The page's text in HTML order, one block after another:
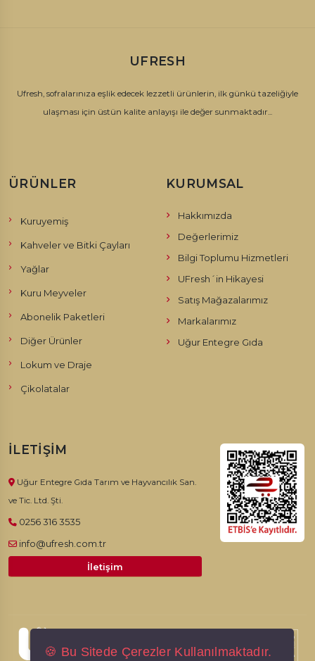
UFRESH
Ufresh, sofralarınıza eşlik edecek lezzetli ürünlerin, ilk günkü tazeliğiyle
ulaşması için üstün kalite anlayışı ile değer sunmaktadır...
ÜRÜNLER
Kuruyemiş
Kahveler ve Bitki Çayları
Yağlar
Kuru Meyveler
Abonelik Paketleri
Diğer Ürünler
Lokum ve Draje
Çikolatalar
KURUMSAL
Hakkımızda
Değerlerimiz
Bilgi Toplumu Hizmetleri
UFresh´in Hikayesi
Satış Mağazalarımız
Markalarımız
Uğur Entegre Gıda
İLETIŞIM
Uğur Entegre Gıda Tarım ve Hayvancılık San.
ve Tic. Ltd. Şti.
0256 316 3535
info@ufresh.com.tr
İletişim
© 2026, Ufresh. Tüm hakları saklıdır.
🍪 Bu Sitede Çerezler Kullanılmaktadır.